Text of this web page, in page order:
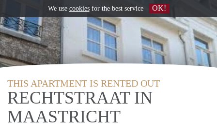
THIS APARTMENT IS RENTED OUT
RECHTSTRAAT IN
MAASTRICHT
We use cookiesfor the best service OK!